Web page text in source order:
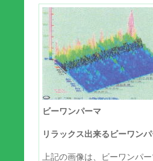
ビーワンパ
リラックス出来るビーワン
上記の画像は、ビーワンパ